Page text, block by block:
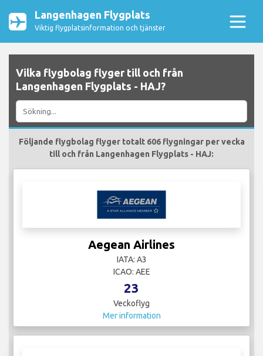
Langenhagen Flygplats
Viktig flygplatsinformation och tjänster
Vilka flygbolag flyger till och från
Langenhagen Flygplats - HAJ?
Följande flygbolag flyger totalt 606 flygningar per vecka
till och från Langenhagen Flygplats - HAJ:
Aegean Airlines
IATA: A3
ICAO: AEE
23
Veckoflyg
Mer information